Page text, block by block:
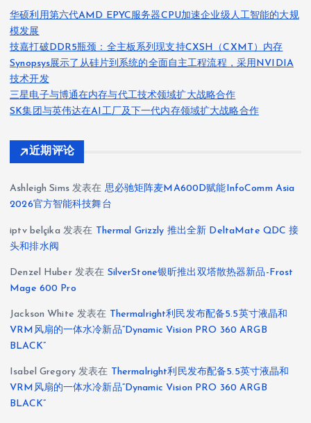
华硕利用第六代AMD EPYC服务器CPU加速企业级人工智能的大规
模发展
技嘉打破DDR5瓶颈：全主板系列现支持CXSH（CXMT）内存
Synopsys展示了从硅片到系统的全面自主工程流程，采用NVIDIA
技术开发
三星电子与博通在内存与代工技术领域扩大战略合作
SK集团与英伟达在AI工厂及下一代内存领域扩大战略合作
近期评论
Ashleigh Sims发表在 思必驰矩阵麦MA600D赋能InfoComm Asia
2026官方智能科技舞台
iptv belçika 发表在 Thermal Grizzly 推出全新 DeltaMate QDC 接
头和排水阀
Denzel Huber发表在 SilverStone银昕推出双塔散热器新品-Frost
Mage 600 Pro
Jackson White 发表在 Thermalright利民发布配备5.5英寸液晶和
VRM风扇的一体水冷新品“Dynamic Vision PRO 360 ARGB
BLACK”
Isabel Gregory 发表在 Thermalright利民发布配备5.5英寸液晶和
VRM风扇的一体水冷新品“Dynamic Vision PRO 360 ARGB
BLACK”